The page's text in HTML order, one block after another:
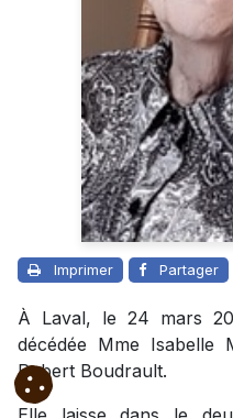
Imprimer Partager
À Laval, le 24 mars
décédée Mme Isabelle
Robert Boudrault.